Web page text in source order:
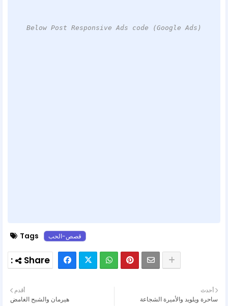
Below Post Responsive Ads code (Google Ads)
Tags قصص-الحب
أحدث
ساحرة ويلويد والأميرة الشجاعة
أقدم
هيرمان والشبح الغامض